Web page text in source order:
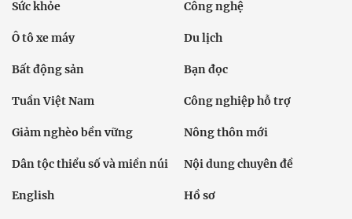
Sức khỏe Công nghệ
Ô tô xe máy Du lịch
Bất động sản Bạn đọc
Tuần Việt Nam Công nghiệp hỗ trợ
Giảm nghèo bền vững Nông thôn mới
Dân tộc thiểu số và miền núi Nội dung chuyên đề
English Hồ sơ